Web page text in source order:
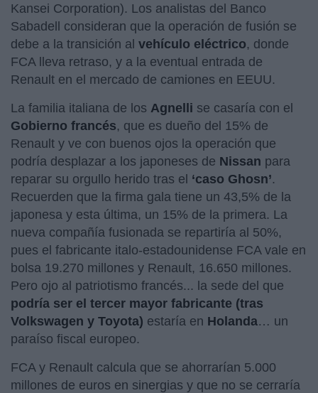
Kansei Corporation). Los analistas del Banco
Sabadell consideran que la operación de fusión se
debe a la transición al vehículo eléctrico, donde
FCA lleva retraso, y a la eventual entrada de
Renault en el mercado de camiones en EEUU.
La familia italiana de los Agnelli se casaría con el
Gobierno francés, que es dueño del 15% de
Renault y ve con buenos ojos la operación que
podría desplazar a los japoneses de Nissan para
reparar su orgullo herido tras el ‘caso Ghosn’.
Recuerden que la firma gala tiene un 43,5% de la
japonesa y esta última, un 15% de la primera. La
nueva compañía fusionada se repartiría al 50%,
pues el fabricante italo-estadounidense FCA vale en
bolsa 19.270 millones y Renault, 16.650 millones.
Pero ojo al patriotismo francés... la sede del que
podría ser el tercer mayor fabricante (tras
Volkswagen y Toyota) estaría en Holanda… un
paraíso fiscal europeo.
FCA y Renault calcula que se ahorrarían 5.000
millones de euros en sinergias y que no se cerraría